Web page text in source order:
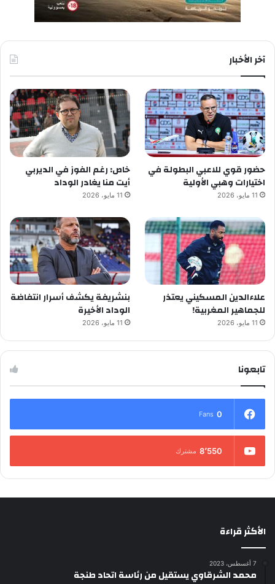
آخر الأخبار
حضور قوي للاعبي البطولة في
اختيارات وهبي الأولية
11 مايو، 2026
خاص: رغم الفوز في الديربي
أيت منا يغادر الوداد
11 مايو، 2026
علاءالدين المسكيني يعتذر
للجماهير المغربية!
11 مايو، 2026
بنشريفة يكشف أسرار انتفاضة
الوداد الأخيرة
11 مايو، 2026
تابعونا
0
Fans
8٬550 مشترك
الأكثر قراءة
7 أغسطس، 2023
محمد الشرقاوي يستقيل من رئاسة اتحاد طنجة